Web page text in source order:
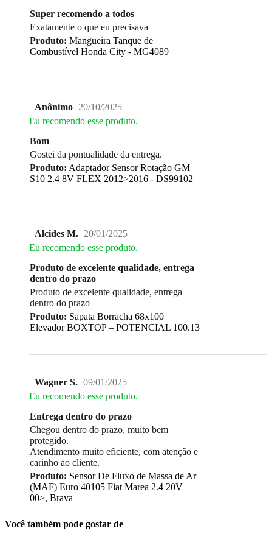
Super recomendo a todos
Exatamente o que eu precisava
Produto: Mangueira Tanque de
Combustível Honda City - MG4089
Anônimo 20/10/2025
Eu recomendo esse produto.
Bom
Gostei da pontualidade da entrega.
Produto: Adaptador Sensor Rotação GM
S10 2.4 8V FLEX 2012>2016 - DS99102
Alcides M. 20/01/2025
Eu recomendo esse produto.
Produto de excelente qualidade, entrega
dentro do prazo
Produto de excelente qualidade, entrega
dentro do prazo
Produto: Sapata Borracha 68x100
Elevador BOXTOP – POTENCIAL 100.13
Wagner S. 09/01/2025
Eu recomendo esse produto.
Entrega dentro do prazo
Chegou dentro do prazo, muito bem
protegido.
Atendimento muito eficiente, com atenção e
carinho ao cliente.
Produto: Sensor De Fluxo de Massa de Ar
(MAF) Euro 40105 Fiat Marea 2.4 20V
00>, Brava
Você também pode gostar de